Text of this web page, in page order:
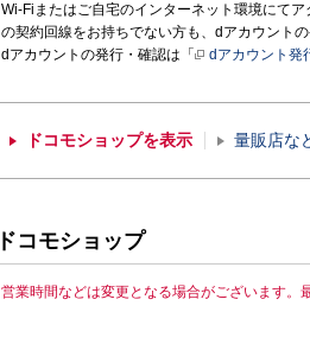
Wi-Fiまたはご自宅のインターネット環境にて
の契約回線をお持ちでない方も、dアカウントの
dアカウントの発行・確認は「
dアカウント発
ドコモショップを表示 量販店な
ドコモショップ
営業時間などは変更となる場合がございます。